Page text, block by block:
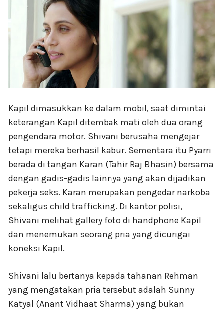
Kapil dimasukkan ke dalam mobil, saat dimintai
keterangan Kapil ditembak mati oleh dua orang
pengendara motor. Shivani berusaha mengejar
tetapi mereka berhasil kabur. Sementara itu Pyarri
berada di tangan Karan (Tahir Raj Bhasin) bersama
dengan gadis-gadis lainnya yang akan dijadikan
pekerja seks. Karan merupakan pengedar narkoba
sekaligus child trafficking. Di kantor polisi,
Shivani melihat gallery foto di handphone Kapil
dan menemukan seorang pria yang dicurigai
koneksi Kapil.
Shivani lalu bertanya kepada tahanan Rehman
yang mengatakan pria tersebut adalah Sunny
Katyal (Anant Vidhaat Sharma) yang bukan